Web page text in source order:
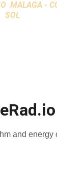
MALAGA -
SOL
and energy